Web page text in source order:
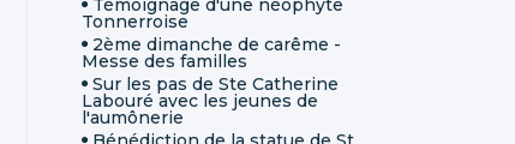
Tonnerroise
2ème dimanche de carême -
Messe des familles
Sur les pas de Ste Catherine
Labouré avec les jeunes de
l'aumônerie